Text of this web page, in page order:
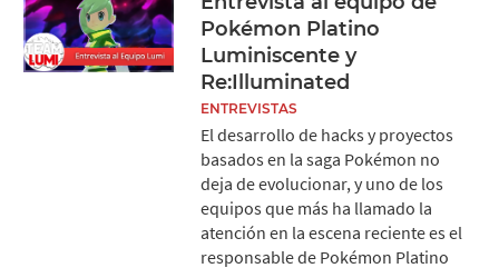
Pokémon Platino
Luminiscente y
Re:Illuminated
ENTREVISTAS
El desarrollo de hacks y proyectos
basados en la saga Pokémon no
deja de evolucionar, y uno de los
equipos que más ha llamado la
atención en la escena reciente es el
responsable de Pokémon Platino